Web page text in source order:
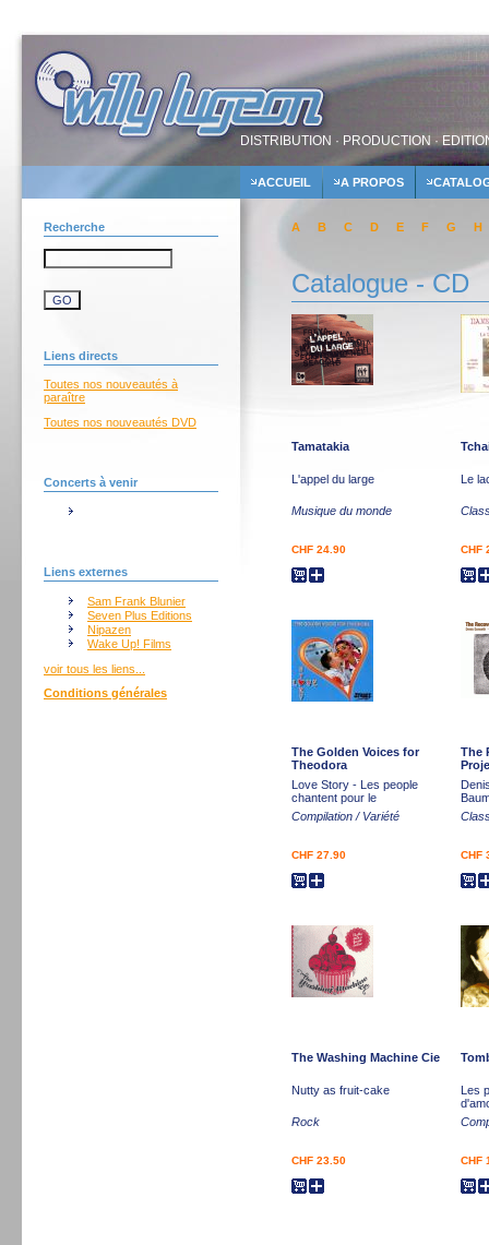
DISTRIBUTION · PRODUCTION ·
ACCUEIL A PROPOS
Recherche
Liens directs
Toutes nos nouveautés à
paraître
Toutes nos nouveautés DVD
Concerts à venir
Liens externes
Sam Frank Blunier
Seven Plus Editions
Nipazen
Wake Up! Films
voir tous les liens...
Conditions générales
A B C D E F G H
Catalogue - CD
Tamatakia
L'appel du large
Musique du monde
CHF 24.90
Le
CHF
The Golden Voices for
Theodora
Love Story - Les people
chantent pour le
Compilation / Variété
CHF 27.90
The
CHF
The Washing Machine Cie
Nutty as fruit-cake
Rock
CHF 23.50
Les
CHF